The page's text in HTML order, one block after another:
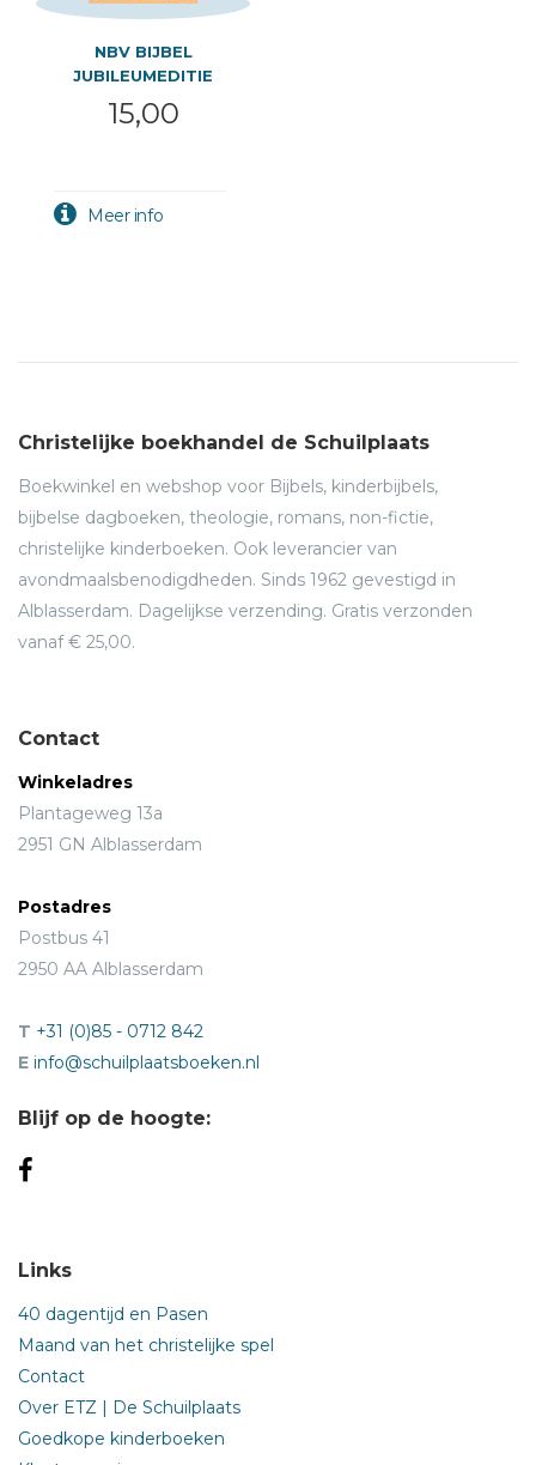
NBV BIJBEL
JUBILEUMEDITIE
JOHANNES 1:1
15,00
Christelijke boekhandel de Schuilplaats
Boekwinkel en webshop voor Bijbels, kinderbijbels,
bijbelse dagboeken, theologie, romans, non-fictie,
christelijke kinderboeken. Ook leverancier van
avondmaalsbenodigdheden. Sinds 1962 gevestigd in
Alblasserdam. Dagelijkse verzending. Gratis verzonden
vanaf € 25,00.
Contact
Winkeladres
Plantageweg 13a
2951 GN Alblasserdam
Postadres
Postbus 41
2950 AA Alblasserdam
T +31 (0)85 - 0712 842
E info@schuilplaatsboeken.nl
Blijf op de hoogte:
Links
40 dagentijd en Pasen
Maand van het christelijke spel
Contact
Over ETZ | De Schuilplaats
Goedkope kinderboeken